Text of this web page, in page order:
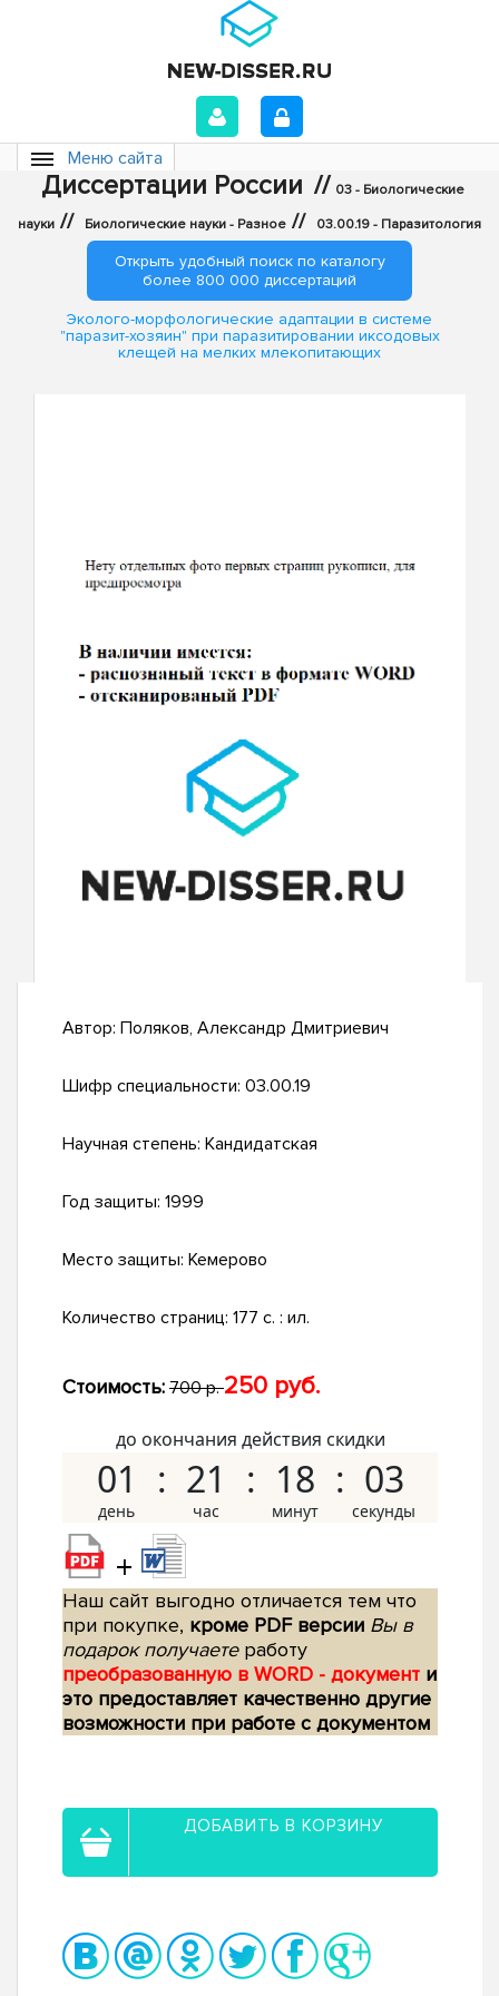
Меню сайта
Диссертации России // 03 - Биологические
науки // Биологические науки - Разное // 03.00.19 - Паразитология
Открыть удобный поиск по каталогу
более 800 000 диссертаций
Эколого-морфологические адаптации в системе
"паразит-хозяин" при паразитировании иксодовых
клещей на мелких млекопитающих
Автор: Поляков, Александр Дмитриевич
Шифр специальности: 03.00.19
Научная степень: Кандидатская
Год защиты: 1999
Место защиты: Кемерово
Количество страниц: 177 с. : ил.
Стоимость: 700 р.250 руб.
до окончания действия скидки
01 21 18 02
+
Наш сайт выгодно отличается тем что
при покупке, кроме PDF версии Вы в
подарок получаетеработу
преобразованную в WORD - документ и
это предоставляет качественно другие
возможности при работе с документом
ДОБАВИТЬ В КОРЗИНУ